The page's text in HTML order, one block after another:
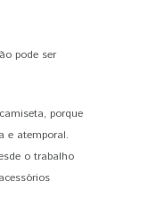
pode ser
porque
e atemporal.
o trabalho